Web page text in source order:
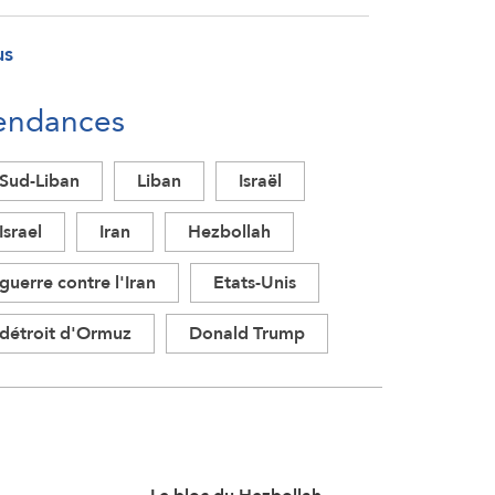
Sud-Liban Liban
Israël
Israel
Iran
Hezbollah
guerre contre l'Iran
Etats-Unis
détroit d'Ormuz
Donald Trump